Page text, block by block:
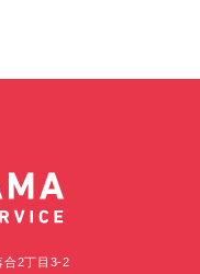
合2丁目3-2